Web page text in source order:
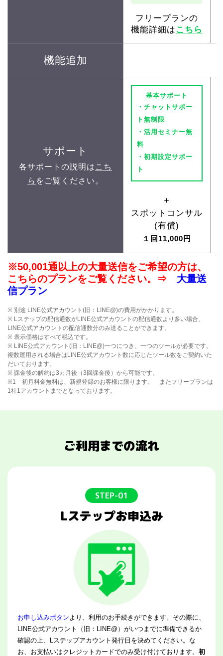
フリープランの
機能詳細は こちら
機能追加
サポート
各サポートの説明は こち
ら をご覧ください。
基本サポート
・チャットサポー
ト無制限
・活用セミナー無
料
・初期設定サポー
ト
＋
スポットコンサル
(有償)
１回11,000円
※50,001通以上の大量送信をご希望の方は、
こちらのプランをご覧ください。⇒ 大量送
信プラン
※ 別途 LINE公式アカウント(旧：LINE@)の費用がかかります。
※ Lステップの配信通数がLINE公式アカウントの配信通数より多い場合、
LINE公式アカウントの配信通数分のみ送ることができます。
※ 表示価格はすべて税込です。
※ LINE公式アカウント(旧：LINE@)一つにつき、一つのツールが必要です。
複数運用される場合はLINE公式アカウント数に応じたツール数をご契約いた
だいております。
※ 課金後の解約は3カ月後（3回課金後）から可能です。
※1 初月料金無料は、新規登録のお客様に限ります。 またフリープランは
1社1アカウントまでとなっております。
ご利用までの流れ
STEP-01
Lステップお申込み
お申し込みボタン より、利用のお手続きができます。その際に、
LINE公式アカウント（旧：LINE@）がいつまでに準備できるか
確認の上、Lステップアカウント発行日を決めてください。な
お、お支払いはクレジットカードでのみ受け付けております。 初